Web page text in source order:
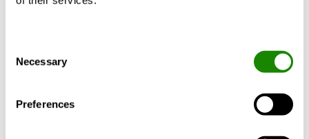
Selection
Necessary
Preferences
energibesparingar och därmed vara en
Jag skulle med samtliga av ovan argument
vilja hävda att den tidigare bloggen med
fokus på en ekonomisk investering är